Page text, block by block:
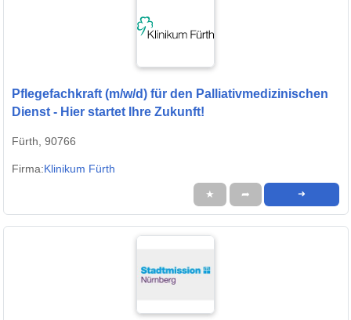
Pflegefachkraft (m/w/d) für den Palliativmedizinischen
Dienst - Hier startet Ihre Zukunft!
Fürth, 90766
Firma:Klinikum Fürth
★ ➦ ➜